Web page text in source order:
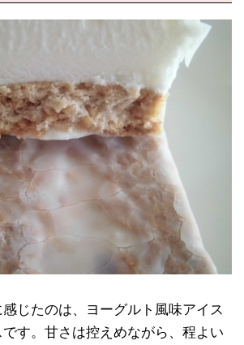
じたのは、ヨーグルト風味アイス
す。甘さは控えめながら、程よい